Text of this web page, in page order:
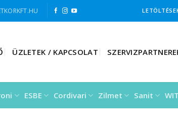
ÜZLETEK / KAPCSOLAT
ESBE Cordivari Zilmet Sanit